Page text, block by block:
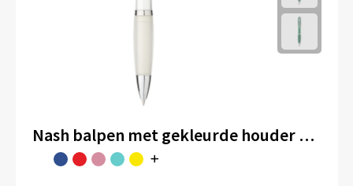
Nash balpen met gekleurde houder en gekleurde grip (blauwe inkt)